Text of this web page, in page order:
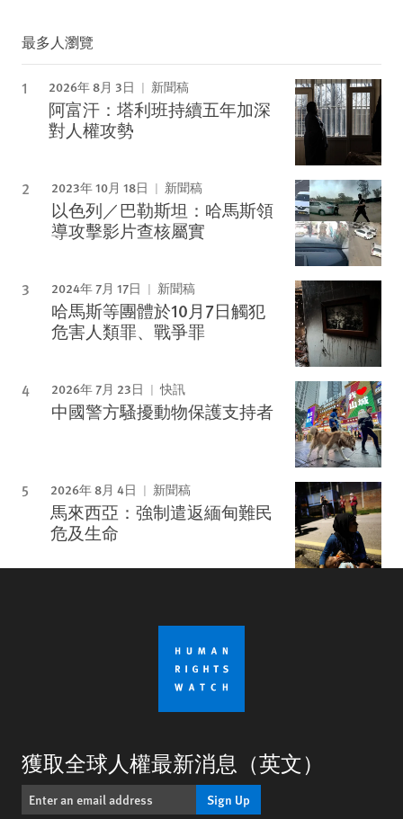
最多人瀏覽
2026年 8月 3日 新聞稿
阿富汗：塔利班持續五年加深
對人權攻勢
2023年 10月 18日 新聞稿
以色列／巴勒斯坦：哈馬斯領
導攻擊影片查核屬實
2024年 7月 17日 新聞稿
哈馬斯等團體於10月7日觸犯
危害人類罪、戰爭罪
2026年 7月 23日 快訊
中國警方騷擾動物保護支持者
2026年 8月 4日 新聞稿
馬來西亞：強制遣返緬甸難民
危及生命
獲取全球人權最新消息（英文）
Sign Up